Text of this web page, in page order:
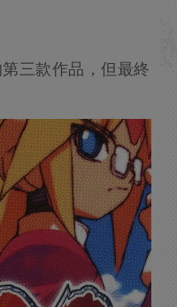
三款作品，但最終